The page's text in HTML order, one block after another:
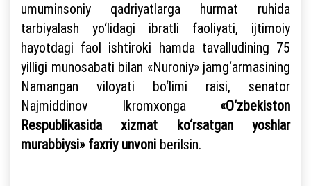
umuminsoniy qadriyatlarga hurmat ruhida
tarbiyalash yo‘lidagi ibratli faoliyati, ijtimoiy
hayotdagi faol ishtiroki hamda tavalludining 75
yilligi munosabati bilan «Nuroniy» jamg‘armasining
Namangan viloyati bo‘limi raisi, senator
Najmiddinov Ikromxonga «O‘zbekiston
Respublikasida xizmat ko‘rsatgan yoshlar
murabbiysi» faxriy unvoni berilsin.